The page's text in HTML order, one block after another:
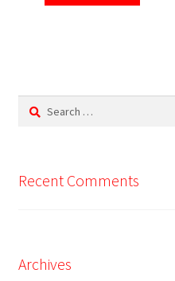
৳ 950.00. ৳ 600.00.
Search
Recent Comments
Archives